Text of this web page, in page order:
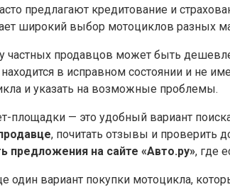
предлагают кредитование и
широкий выбор мотоциклов разных
частных продавцов может быть
в исправном состоянии и не
и указать на возможные проблемы.
площадки — это удобный вариант
, почитать отзывы и проверить
на сайте «Авто.​ру», где
один вариант покупки мотоцикла,